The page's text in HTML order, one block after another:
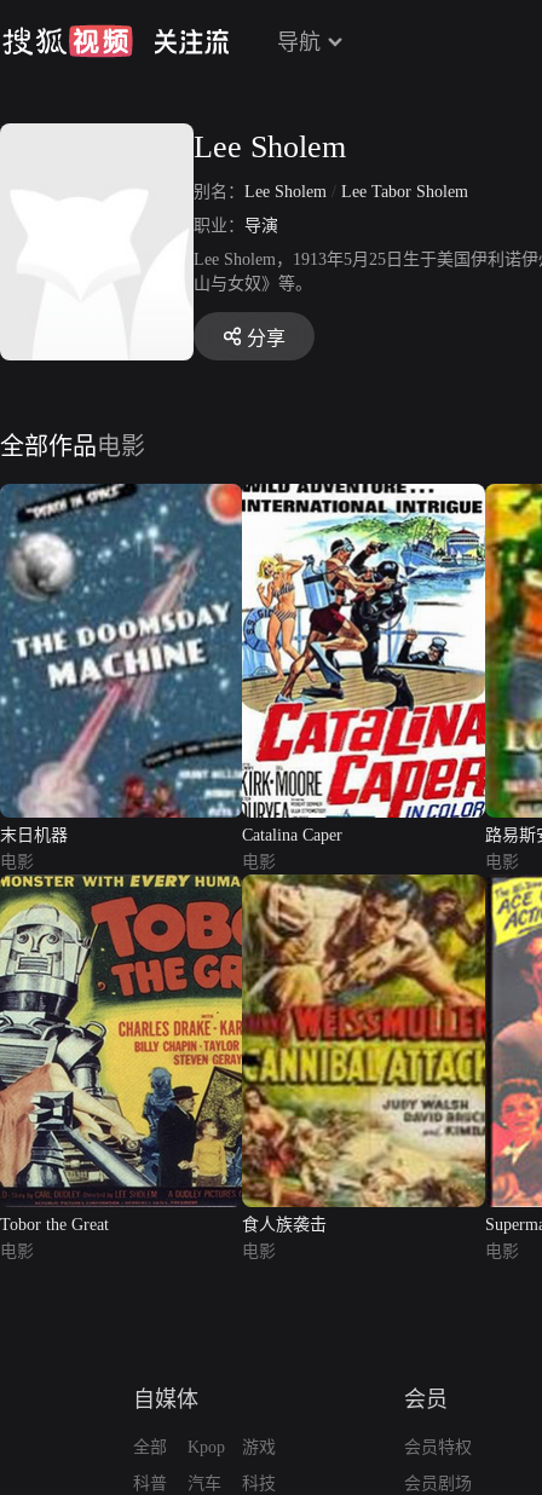
导航
Lee Sholem
别名： Lee Sholem / Lee Tabor Sholem
职业： 导演
Lee Sholem，1913年5月25日生于美国伊利诺
山与女奴》等。
分享
全部作品电影
末日机器
电影
Catalina Caper
电影
路易斯
电影
Tobor the Great
电影
食人族袭击
电影
电影
自媒体
全部
科普
Kpop
汽车
游戏
科技
会员
会员特权
会员剧场